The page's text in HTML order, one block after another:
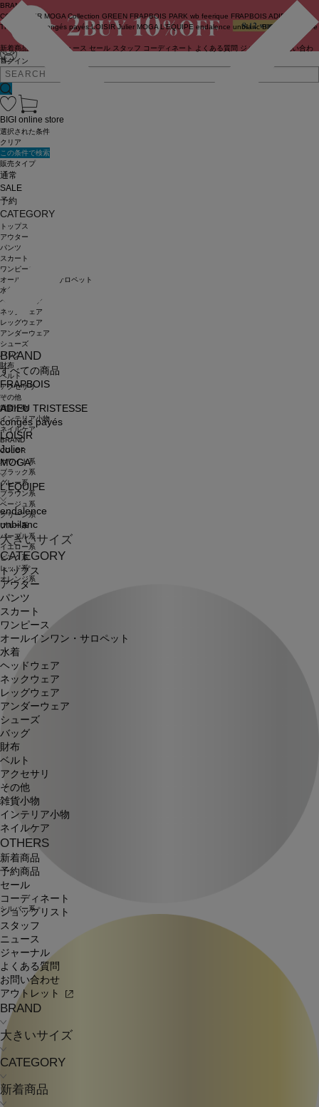
ログイン
BRAND
COUTURIER MOGA Collection GREEN FRAPBOIS PARK wb feerique FRAPBOIS ADIEU
TRISTESSE
congés payés LOISIR Julier MOGA L'EQUIPE endalence unbilanc BIGI online store
新着商品 ニュース セール スタッフ コーディネート よくある質問 ジャーナル
お問い合わ
せ
BRAND
すべての商品
FRAPBOIS
ADIEU TRISTESSE
congés payés
LOISIR
Julier
MOGA
L'EQUIPE
endalence
unbilanc
大きいサイズ
CATEGORY
トップス
アウター
パンツ
スカート
ワンピース
オールインワン・サロペット
水着
ヘッドウェア
ネックウェア
レッグウェア
アンダーウェア
シューズ
バッグ
財布
ベルト
アクセサリ
その他
雑貨小物
インテリア小物
ネイルケア
OTHERS
新着商品
予約商品
セール
コーディネート
ショップリスト
スタッフ
ニュース
ジャーナル
よくある質問
お問い合わせ
アウトレット
BRAND
大きいサイズ
CATEGORY
新着商品
BIGI online store
選択された条件
クリア
この条件で検索
販売タイプ
通常
SALE
予約
CATEGORY
トップス
アウター
パンツ
スカート
ワンピース
オールインワン・サロペット
水着
ヘッドウェア
ネックウェア
レッグウェア
アンダーウェア
シューズ
バッグ
財布
ベルト
アクセサリ
その他
雑貨小物
インテリア小物
ネイルケア
BRAND
COLOR
ホワイト系
ブラック系
グレー系
ブラウン系
ベージュ系
グリーン系
ブルー系
パープル系
イエロー系
ピンク系
レッド系
オレンジ系
シルバー系